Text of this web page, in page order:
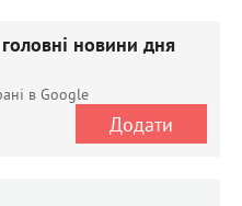
новини дня
в Google
Додати